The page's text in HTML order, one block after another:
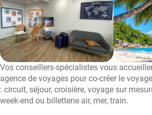
Vos conseillers-spécialistes vous
agence de voyages pour co-créer le
: circuit, séjour, croisière, voyage sur
week-end ou billetterie air, mer, train.